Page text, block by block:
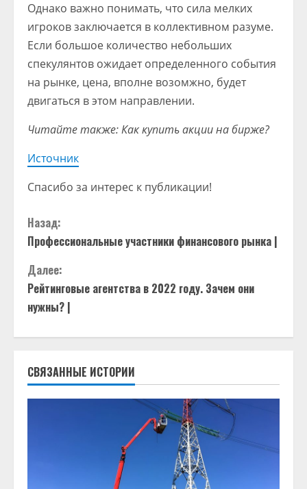
Однако важно понимать, что сила мелких
игроков заключается в коллективном разуме.
Если большое количество небольших
спекулянтов ожидает определенного события
на рынке, цена, вполне возомжно, будет
двигаться в этом направлении.
Читайте также: Как купить акции на бирже?
Источник
Спасибо за интерес к публикации!
П
р
о
д
о
л
ж
Назад:
Профессиональные участники финансового рынка |
Далее:
Рейтинговые агентства в 2022 году. Зачем они
нужны? |
СВЯЗАННЫЕ ИСТОРИИ